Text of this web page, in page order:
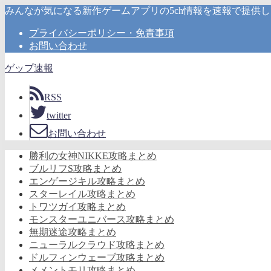
みんなが気になる新作ゲームアプリの5ch情報を速報で提供
プライバシーポリシー・免責事項
お問い合わせ
ゲップ速報
RSS
twitter
お問い合わせ
勝利の女神NIKKE攻略まとめ
ブルリフS攻略まとめ
エンゲージキル攻略まとめ
スターレイル攻略まとめ
トワツガイ攻略まとめ
モンスターユニバース攻略まとめ
無期迷途攻略まとめ
ニューラルクラウド攻略まとめ
ドルフィンウェーブ攻略まとめ